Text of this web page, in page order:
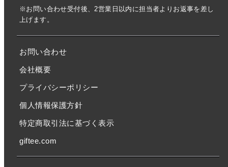
※お問い合わせ受付後、2営業日以内に担当者よりお返事を差し
上げます。
お問い合わせ
会社概要
プライバシーポリシー
個人情報保護方針
特定商取引法に基づく表示
giftee.com